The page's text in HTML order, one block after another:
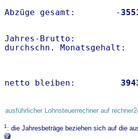
Abzüge gesamt:        -
Jahres-
netto bleiben:
ausführlicher Lohnsteuerrechner auf
1: die Jahresbeträge beziehen sich auf die